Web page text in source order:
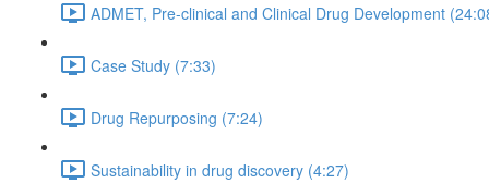
ADMET, Pre-clinical and Clinical Drug Development
Case Study (7:33)
Drug Repurposing (7:24)
Sustainability in drug discovery (4:27)